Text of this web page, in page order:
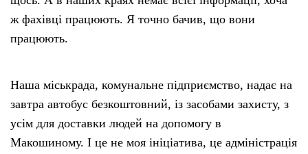
ж фахівці працюють. Я точно бачив, що вони
працюють.
Наша міськрада, комунальне підприємство, надає на
завтра автобус безкоштовний, із засобами захисту, з
усім для доставки людей на допомогу в
Макошиному. І це не моя ініціатива, це адміністрація